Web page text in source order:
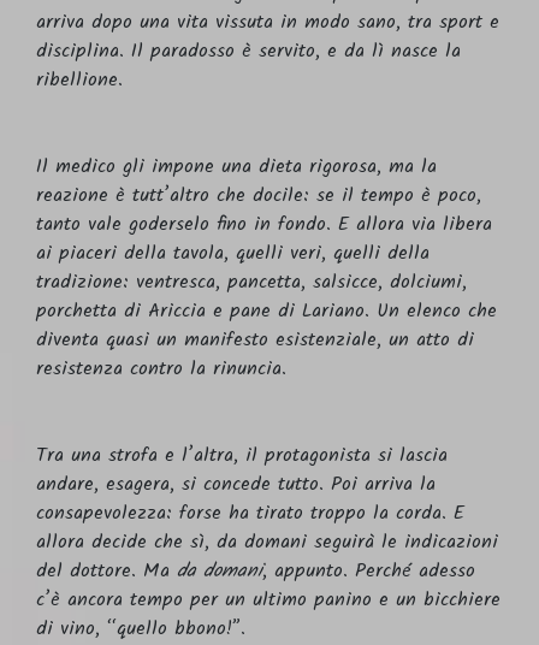
arriva dopo una vita vissuta in modo sano, tra sport e
disciplina. Il paradosso è servito, e da lì nasce la
ribellione.
Il medico gli impone una dieta rigorosa, ma la
reazione è tutt’altro che docile: se il tempo è poco,
tanto vale goderselo fino in fondo. E allora via libera
ai piaceri della tavola, quelli veri, quelli della
tradizione: ventresca, pancetta, salsicce, dolciumi,
porchetta di Ariccia e pane di Lariano. Un elenco che
diventa quasi un manifesto esistenziale, un atto di
resistenza contro la rinuncia.
Tra una strofa e l’altra, il protagonista si lascia
andare, esagera, si concede tutto. Poi arriva la
consapevolezza: forse ha tirato troppo la corda. E
allora decide che sì, da domani seguirà le indicazioni
del dottore. Ma da domani, appunto. Perché adesso
c’è ancora tempo per un ultimo panino e un bicchiere
di vino, “quello bbono!”.